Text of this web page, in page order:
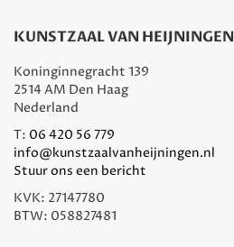
KUNSTZAAL VAN HEIJNINGEN
Koninginnegracht 139
2514 AM Den Haag
Nederland
T: 06 420 56 779
info@kunstzaalvanheijningen.nl
Stuur ons een bericht
KVK: 27147780
BTW: 058827481